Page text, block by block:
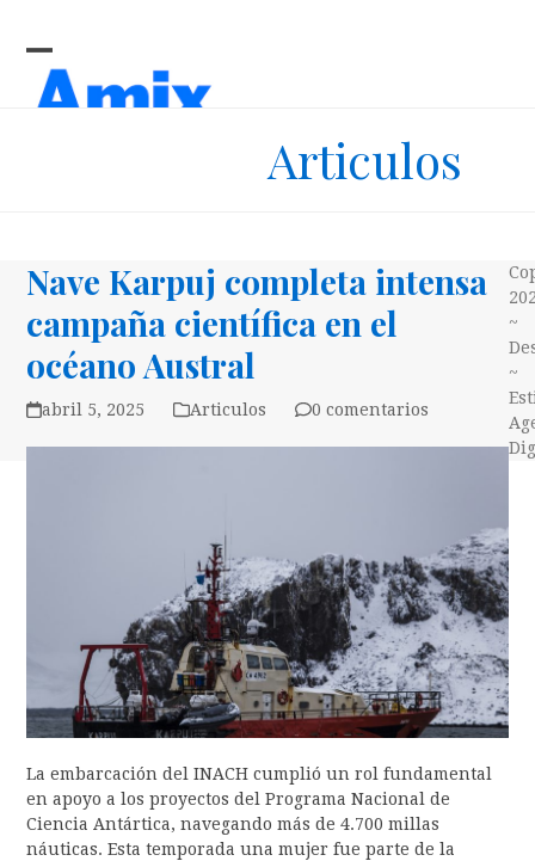
Open
mobile
Close
mobile
Articulos
Nave Karpuj completa intensa
campaña científica en el
océano Austral
abril 5, 2025 Articulos 0 comentarios
La embarcación del INACH cumplió un rol fundamental
en apoyo a los proyectos del Programa Nacional de
Ciencia Antártica, navegando más de 4.700 millas
náuticas. Esta temporada una mujer fue parte de la
~
~